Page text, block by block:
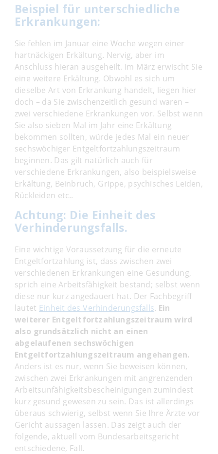
Beispiel für unterschiedliche
Erkrankungen:
Sie fehlen im Januar eine Woche wegen einer
hartnäckigen Erkältung. Nervig, aber im
Anschluss hieran ausgeheilt. Im März erwischt Sie
eine weitere Erkältung. Obwohl es sich um
dieselbe Art von Erkrankung handelt, liegen hier
doch – da Sie zwischenzeitlich gesund waren –
zwei verschiedene Erkrankungen vor. Selbst wenn
Sie also sieben Mal im Jahr eine Erkältung
bekommen sollten, würde jedes Mal ein neuer
sechswöchiger Entgeltfortzahlungszeitraum
beginnen. Das gilt natürlich auch für
verschiedene Erkrankungen, also beispielsweise
Erkältung, Beinbruch, Grippe, psychisches Leiden,
Rückleiden etc..
Achtung: Die Einheit des
Verhinderungsfalls.
Eine wichtige Voraussetzung für die erneute
Entgeltfortzahlung ist, dass zwischen zwei
verschiedenen Erkrankungen eine Gesundung,
sprich eine Arbeitsfähigkeit bestand; selbst wenn
diese nur kurz angedauert hat. Der Fachbegriff
lautet Einheit des Verhinderungsfalls. Ein
weiterer Entgeltfortzahlungszeitraum wird
also grundsätzlich nicht an einen
abgelaufenen sechswöchigen
Entgeltfortzahlungszeitraum angehangen.
Anders ist es nur, wenn Sie beweisen können,
zwischen zwei Erkrankungen mit angrenzenden
Arbeitsunfähigkeitsbescheinigungen zumindest
kurz gesund gewesen zu sein. Das ist allerdings
überaus schwierig, selbst wenn Sie Ihre Ärzte vor
Gericht aussagen lassen. Das zeigt auch der
folgende, aktuell vom Bundesarbeitsgericht
entschiedene, Fall.